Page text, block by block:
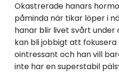
Okastrerade hanars
påminda när tikar löper i
hanar blir livet svårt under
kan bli jobbigt att
ointressant och han vill
inte har en superstabil